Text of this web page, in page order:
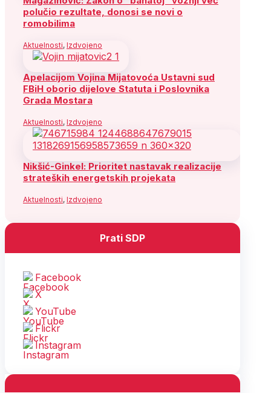
polučio rezultate, donosi se novi o
romobilima
Aktuelnosti, Izdvojeno
Apelacijom Vojina Mijatovoća Ustavni sud
FBiH oborio dijelove Statuta i Poslovnika
Grada Mostara
Aktuelnosti, Izdvojeno
Nikšić-Ginkel: Prioritet nastavak realizacije
strateških energetskih projekata
Aktuelnosti, Izdvojeno
Prati SDP
Facebook
X
YouTube
Flickr
Instagram